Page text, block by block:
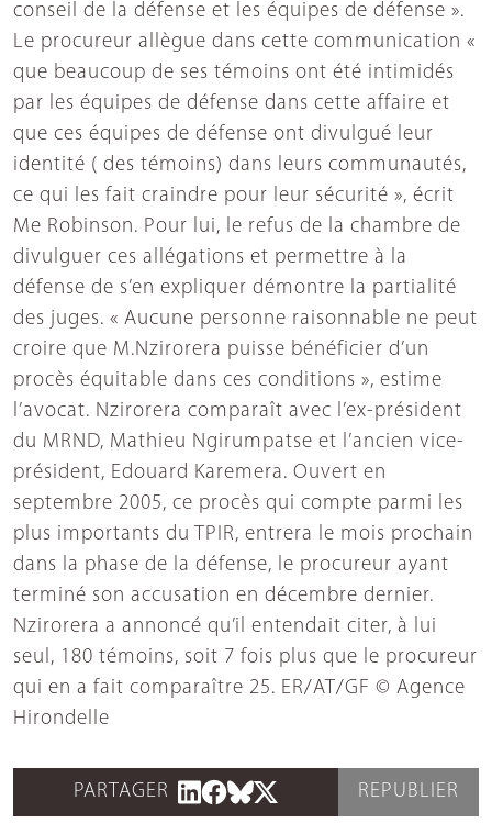
conseil de la défense et les équipes de défense ».
Le procureur allègue dans cette communication «
que beaucoup de ses témoins ont été intimidés
par les équipes de défense dans cette affaire et
que ces équipes de défense ont divulgué leur
identité ( des témoins) dans leurs communautés,
ce qui les fait craindre pour leur sécurité », écrit
Me Robinson. Pour lui, le refus de la chambre de
divulguer ces allégations et permettre à la
défense de s’en expliquer démontre la partialité
des juges. « Aucune personne raisonnable ne peut
croire que M.Nzirorera puisse bénéficier d’un
procès équitable dans ces conditions », estime
l’avocat. Nzirorera comparaît avec l’ex-président
du MRND, Mathieu Ngirumpatse et l’ancien vice-
président, Edouard Karemera. Ouvert en
septembre 2005, ce procès qui compte parmi les
plus importants du TPIR, entrera le mois prochain
dans la phase de la défense, le procureur ayant
terminé son accusation en décembre dernier.
Nzirorera a annoncé qu’il entendait citer, à lui
seul, 180 témoins, soit 7 fois plus que le procureur
qui en a fait comparaître 25. ER/AT/GF © Agence
Hirondelle
PARTAGER REPUBLIER